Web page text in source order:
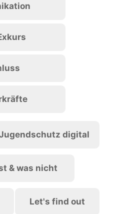
digital
& was nicht
Let's find out